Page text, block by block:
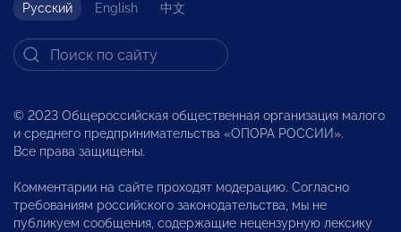
Русский English 中文
© 2023 Общероссийская общественная организация малого
и среднего предпринимательства «ОПОРА РОССИИ».
Все права защищены.
Комментарии на сайте проходят модерацию. Согласно
требованиям российского законодательства, мы не
публикуем сообщения, содержащие нецензурную лексику